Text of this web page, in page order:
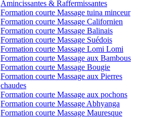
Amincissantes & Raffermissantes
Formation courte Massage tuina minceur
Formation courte Massage Californien
Formation courte Massage Balinais
Formation courte Massage Suédois
Formation courte Massage Lomi Lomi
Formation courte Massage aux Bambous
Formation courte Massage Bougie
Formation courte Massage aux Pierres
chaudes
Formation courte Massage aux pochons
Formation courte Massage Abhyanga
Formation courte Massage Mauresque